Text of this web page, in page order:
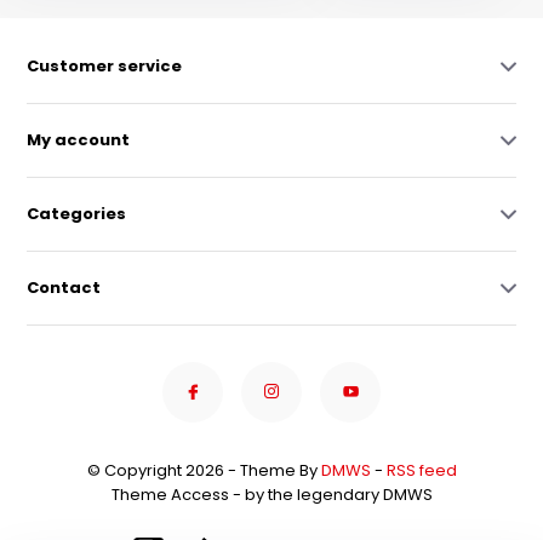
Customer service
My account
Categories
Contact
© Copyright 2026 - Theme ByDMWS - RSS feed
Theme Access - by the legendary DMWS